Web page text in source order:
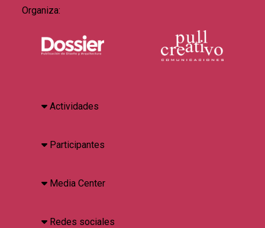
Organiza:
Actividades
Participantes
Media Center
Redes sociales